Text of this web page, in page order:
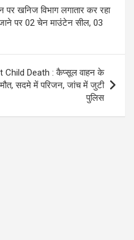
खनिज विभाग लगातार कर रहा
जाने पर 02 चेन माउंटेन सील, 03
Death : कैप्सूल वाहन के
सदमे में परिजन, जांच में जुटी
पुलिस